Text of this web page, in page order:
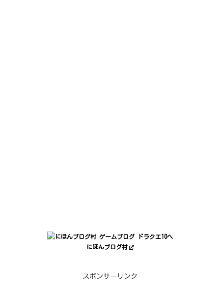
にほんブログ村
スポンサーリンク